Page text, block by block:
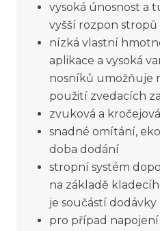
vysoká únosnost a
vyšší rozpon
nízká vlastní
aplikace a vysoká
nosníků umožňuje
použití zvedacích
zvuková a
snadné omítání,
doba dodání
stropní systém
na základě
je součástí dodávky
pro případ